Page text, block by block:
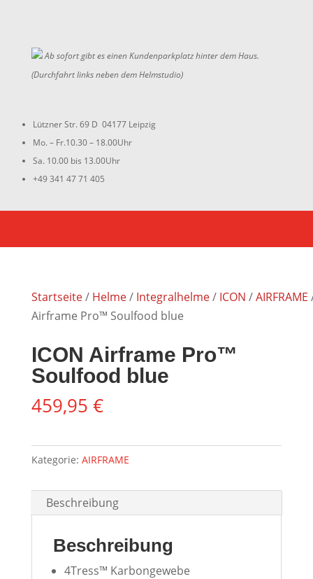
Ab sofort gibt es einen Kundenparkplatz hinter dem Haus.
(Durchfahrt links neben dem Helmstudio)
Lützner Str. 69 D 04177 Leipzig
Mo. – Fr.10.30 – 18.00Uhr
Sa. 10.00 bis 13.00Uhr
+49 341 47 71 405
Startseite/ Helme/ Integralhelme/ ICON /AIRFRAME
Airframe Pro™ Soulfood blue
ICON Airframe Pro™
Soulfood blue
459,95 €
Kategorie: AIRFRAME
Beschreibung
Beschreibung
4Tress™ Karbongewebe